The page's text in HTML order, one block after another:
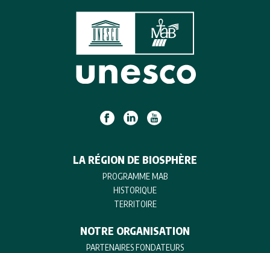
LA RÉGION DE BIOSPHÈRE
PROGRAMME MAB
HISTORIQUE
TERRITOIRE
NOTRE ORGANISATION
PARTENAIRES FONDATEURS